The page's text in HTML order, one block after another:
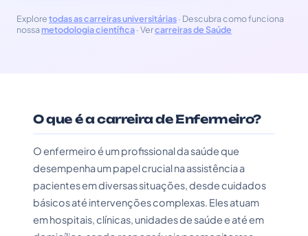
Exploretodas as carreiras universitárias· Descubra como funciona
nossa metodologia científica· Vercarreiras de Saúde
O que é a carreira de Enfermeiro?
O enfermeiro é um profissional da saúde que
desempenha um papel crucial na assistência a
pacientes em diversas situações, desde cuidados
básicos até intervenções complexas. Eles atuam
em hospitais, clínicas, unidades de saúde e até em